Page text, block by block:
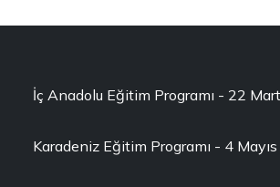
İç Anadolu Eğitim Programı - 22
Karadeniz Eğitim Programı - 4